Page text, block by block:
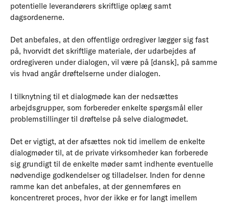
potentielle leverandørers skriftlige oplæg samt
dagsordenerne.
Det anbefales, at den offentlige ordregiver lægger sig fast
på, hvorvidt det skriftlige materiale, der udarbejdes af
ordregiveren under dialogen, vil være på [dansk], på samme
vis hvad angår drøftelserne under dialogen.
I tilknytning til et dialogmøde kan der nedsættes
arbejdsgrupper, som forbereder enkelte spørgsmål eller
problemstillinger til drøftelse på selve dialogmødet.
Det er vigtigt, at der afsættes nok tid imellem de enkelte
dialogmøder til, at de private virksomheder kan forberede
sig grundigt til de enkelte møder samt indhente eventuelle
nødvendige godkendelser og tilladelser. Inden for denne
ramme kan det anbefales, at der gennemføres en
koncentreret proces, hvor der ikke er for langt imellem